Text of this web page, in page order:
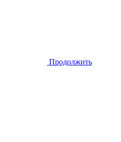
Продолжить